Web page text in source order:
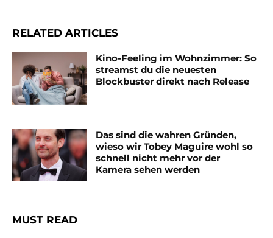
RELATED ARTICLES
Kino-Feeling im Wohnzimmer: So
streamst du die neuesten
Blockbuster direkt nach Release
Das sind die wahren Gründen,
wieso wir Tobey Maguire wohl so
schnell nicht mehr vor der
Kamera sehen werden
MUST READ